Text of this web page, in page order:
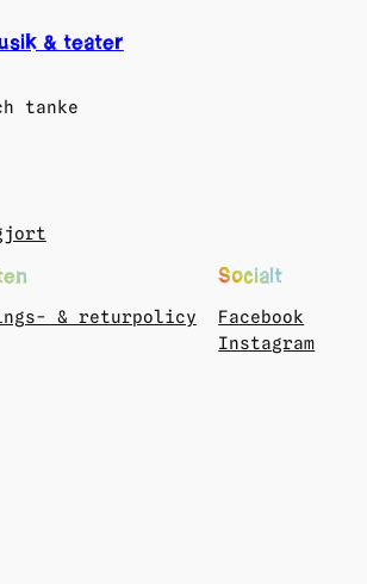
& teater
tanke
& returpolicy
Socialt
Facebook
Instagram